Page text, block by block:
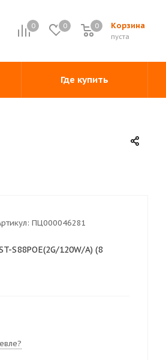
0 0 Корзина
0
пуста
0
Где купить
ПЦ000046281
S88POE(2G/120W/A) (8